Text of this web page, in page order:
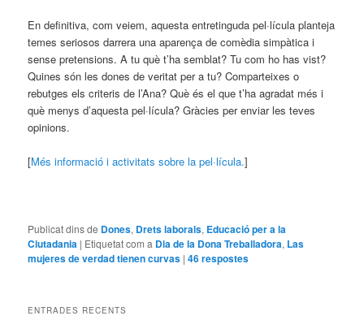
En definitiva, com veiem, aquesta entretinguda pel·lícula planteja
temes seriosos darrera una aparença de comèdia simpàtica i
sense pretensions. A tu què t’ha semblat? Tu com ho has vist?
Quines són les dones de veritat per a tu? Comparteixes o
rebutges els criteris de l’Ana? Què és el que t’ha agradat més i
què menys d’aquesta pel·lícula? Gràcies per enviar les teves
opinions.
[Més informació i activitats sobre la pel·lícula.]
Publicat dins de Dones, Drets laborals, Educació per a la
Ciutadania | Etiquetat com a Dia de la Dona Treballadora, Las
mujeres de verdad tienen curvas |46respostes
ENTRADES RECENTS